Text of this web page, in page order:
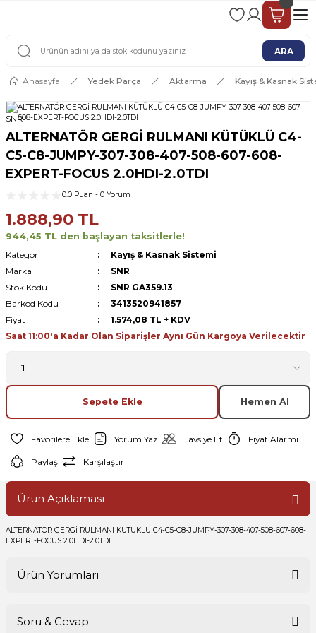
2 - 4 İŞ GÜNÜ İÇERİSİNDE KARGO
ARA
Anasayfa Yedek Parça Aktarma Kayış & Kasnak
SNR
ALTERNATÖR GERGİ RULMANI KÜTÜKLÜ C4-
C5-C8-JUMPY-307-308-407-508-607-608-
EXPERT-FOCUS 2.0HDI-2.0TDI
0.0 Puan - 0 Yorum
1.888,90 TL
944,45 TL den başlayan taksitlerle!
Kategori
Kayış & Kasnak Sistemi
Marka
SNR
Stok Kodu
SNR GA359.13
Barkod Kodu
3413520941857
Fiyat
1.574,08 TL + KDV
Saat 11:00'a Kadar Olan Siparişler Aynı Gün Kargoya Verilecektir
Sepete Ekle Hemen Al
Yorum Yaz Tavsiye Et Fiyat Alarmı
Paylaş Karşılaştır
Ürün Açıklaması
ALTERNATÖR GERGİ RULMANI KÜTÜKLÜ C4-C5-C8-JUMPY-307-308-407-508-607-608-
EXPERT-FOCUS 2.0HDI-2.0TDI
Ürün Yorumları
Soru & Cevap